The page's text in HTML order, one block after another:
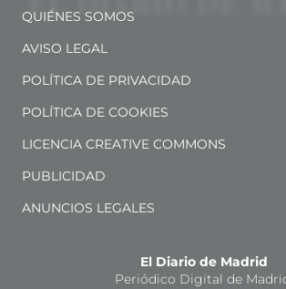
QUIÉNES SOMOS
AVISO LEGAL
POLÍTICA DE PRIVACIDAD
POLÍTICA DE COOKIES
LICENCIA CREATIVE COMMONS
PUBLICIDAD
ANUNCIOS LEGALES
El Diario de Madrid
Periódico Digital de